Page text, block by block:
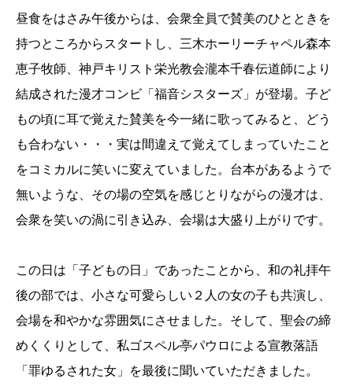
昼食をはさみ午後からは、会衆全員で賛美のひとときを
持つところからスタートし、三木ホーリーチャペル森本
恵子牧師、神戸キリスト栄光教会瀧本千春伝道師により
結成された漫才コンビ「福音シスターズ」が登場。子ど
もの頃に耳で覚えた賛美を今一緒に歌ってみると、どう
も合わない・・・実は間違えて覚えてしまっていたこと
をコミカルに笑いに変えていました。台本があるようで
無いような、その場の空気を感じとりながらの漫才は、
会衆を笑いの渦に引き込み、会場は大盛り上がりです。
この日は「子どもの日」であったことから、和の礼拝午
後の部では、小さな可愛らしい２人の女の子も共演し、
会場を和やかな雰囲気にさせました。そして、聖会の締
めくくりとして、私ゴスペル亭パウロによる宣教落語
「罪ゆるされた女」を最後に聞いていただきました。